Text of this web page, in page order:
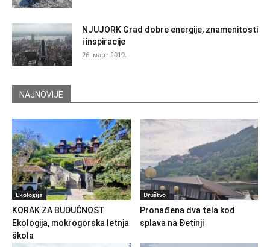
NJUJORK Grad dobre energije, znamenitosti
i inspiracije
26. март 2019.
NAJNOVIJE
Ekologija
KORAK ZA BUDUĆNOST
Ekologija, mokrogorska letnja
škola
Društvo
Pronađena dva tela kod
splava na Đetinji